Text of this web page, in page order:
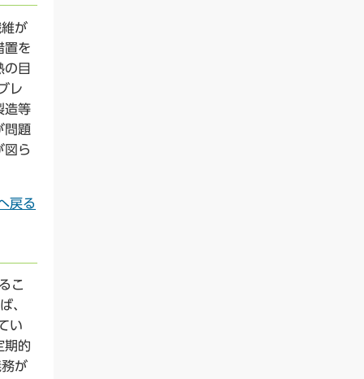
が
置を
の目
レ
造等
問題
図ら
戻る
こ
、
い
期的
が